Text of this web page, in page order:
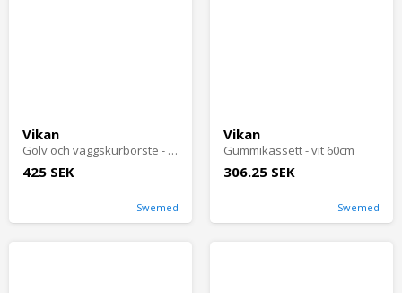
Vikan
Golv och väggskurborste - vit 27cm
425 SEK
Swemed
Vikan
Gummikassett - vit 60cm
306.25 SEK
Swemed